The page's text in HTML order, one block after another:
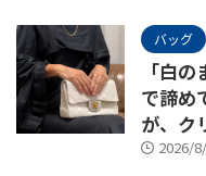
バッグ
「白
で諦め
が、ク
2026/